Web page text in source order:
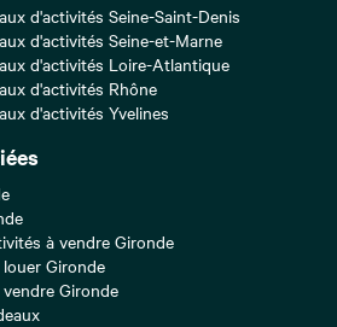
d'activités Seine-Saint-Denis
d'activités Seine-et-Marne
d'activités Loire-Atlantique
d'activités Rhône
d'activités Yvelines
à vendre Gironde
Gironde
Gironde